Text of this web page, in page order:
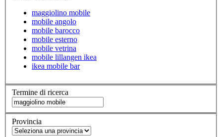
maggiolino mobile
mobile angolo
mobile barocco
mobile esterno
mobile vetrina
mobile lillangen ikea
ikea mobile bar
Termine di ricerca
Provincia